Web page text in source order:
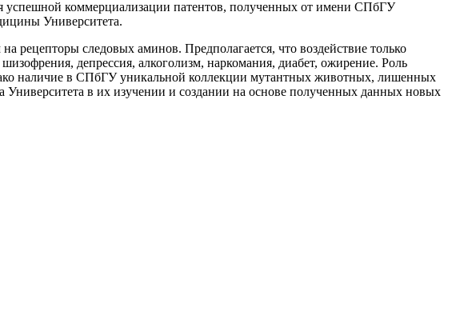
успешной коммерциализации патентов, полученных от имени СПбГУ
Университета.
рецепторы следовых аминов. Предполагается, что воздействие только
депрессия, алкоголизм, наркомания, диабет, ожирение. Роль
наличие в СПбГУ уникальной коллекции мутантных животных, лишенных
Университета в их изучении и создании на основе полученных данных новых